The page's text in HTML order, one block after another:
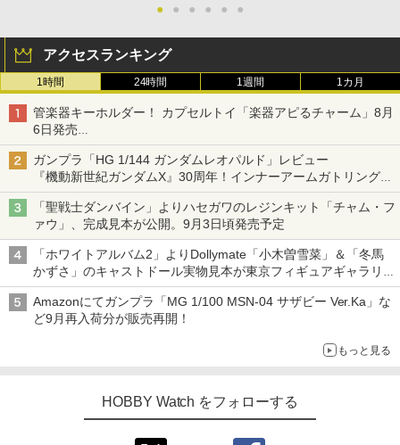
● ● ● ● ● ●
アクセスランキング
1時間 24時間 1週間 1カ月
管楽器キーホルダー！ カプセルトイ「楽器アピるチャーム」8月
6日発売
チューバ、テナサクなど5種各3色
ガンプラ「HG 1/144 ガンダムレオパルド」レビュー
『機動新世紀ガンダムX』30周年！インナーアームガトリングの
変形機構まで再現し最新フォーマットでキット化！
「聖戦士ダンバイン」よりハセガワのレジンキット「チャム・フ
ァウ」、完成見本が公開。9月3日頃発売予定
「ホワイトアルバム2」よりDollymate「小木曽雪菜」＆「冬馬
かずさ」のキャストドール実物見本が東京フィギュアギャラリー
にて展示中
Amazonにてガンプラ「MG 1/100 MSN-04 サザビー Ver.Ka」な
ど9月再入荷分が販売再開！
もっと見る
HOBBY Watch をフォローする